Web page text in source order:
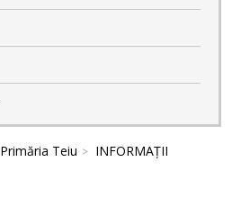
Primăria Teiu
INFORMAȚII